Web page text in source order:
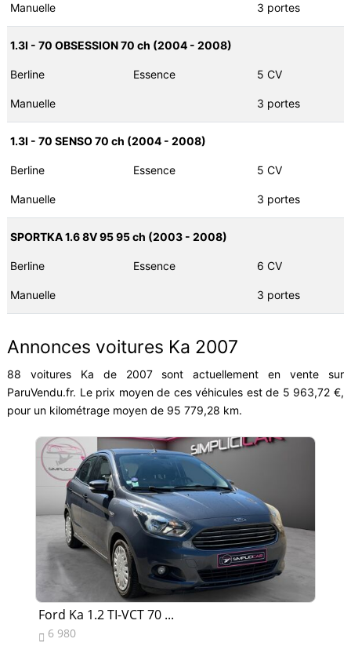
Manuelle 3 portes
1.3I - 70 OBSESSION 70 ch (2004 - 2008)
Berline Essence 5 CV
Manuelle 3 portes
1.3I - 70 SENSO 70 ch (2004 - 2008)
Berline Essence 5 CV
Manuelle 3 portes
SPORTKA 1.6 8V 95 95 ch (2003 - 2008)
Berline Essence 6 CV
Manuelle 3 portes
Annonces voitures Ka 2007
88 voitures Ka de 2007 sont actuellement en vente sur
ParuVendu.fr. Le prix moyen de ces véhicules est de 5 963,72 €,
pour un kilométrage moyen de 95 779,28 km.
Ford Ka 1.2 TI-VCT 70 ...
 6 980